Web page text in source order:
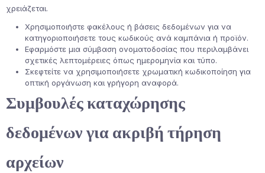
χρειάζεται.
Χρησιμοποιήστε φακέλους ή βάσεις δεδομένων για να
κατηγοριοποιήσετε τους κωδικούς ανά καμπάνια ή προϊόν.
Εφαρμόστε μια σύμβαση ονοματοδοσίας που περιλαμβάνει
σχετικές λεπτομέρειες όπως ημερομηνία και τύπο.
Σκεφτείτε να χρησιμοποιήσετε χρωματική κωδικοποίηση για
οπτική οργάνωση και γρήγορη αναφορά.
Συμβουλές καταχώρησης
δεδομένων για ακριβή τήρηση
αρχείων